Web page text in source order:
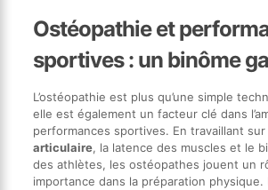
Ostéopathie et
sportives : un binôme
L’ostéopathie est plus qu’une simple
elle est également un facteur clé dans
performances sportives. En travaillant sur
articulaire, la latence des muscles et le
des athlètes, les ostéopathes jouent un
importance dans la préparation